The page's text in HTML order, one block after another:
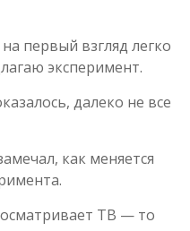
первый взгляд легко
эксперимент.
далеко не все
как меняется
ТВ — то